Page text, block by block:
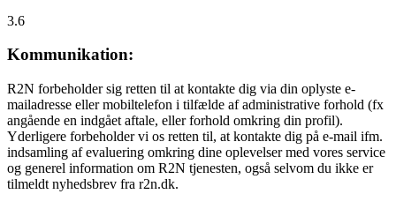
3.6
Kommunikation:
R2N forbeholder sig retten til at kontakte dig via din oplyste e-
mailadresse eller mobiltelefon i tilfælde af administrative forhold (fx
angående en indgået aftale, eller forhold omkring din profil).
Yderligere forbeholder vi os retten til, at kontakte dig på e-mail ifm.
indsamling af evaluering omkring dine oplevelser med vores service
og generel information om R2N tjenesten, også selvom du ikke er
tilmeldt nyhedsbrev fra r2n.dk.